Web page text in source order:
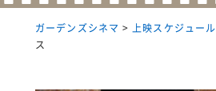
ガーデンズシネマ >上映スケジュール
ス